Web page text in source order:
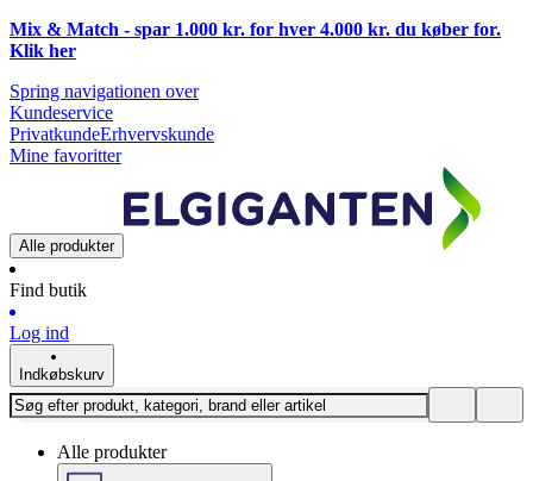
Mix & Match - spar 1.000 kr. for hver 4.000 kr. du køber for.
Klik her
Spring navigationen over
Kundeservice
PrivatkundeErhvervskunde
Mine favoritter
Alle produkter
Find butik
Log ind
Indkøbskurv
Alle produkter